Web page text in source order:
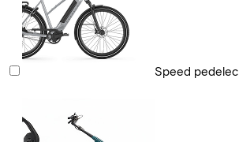
Speed pedelec